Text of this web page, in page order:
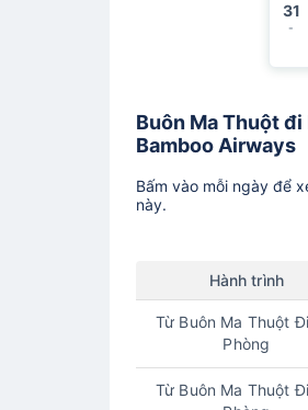
31
-
Buôn Ma Thuột
Bamboo Airways
Bấm vào mỗi ngày để
này.
Hành trình
Từ Buôn Ma Thuột
Phòng
Từ Buôn Ma Thuột